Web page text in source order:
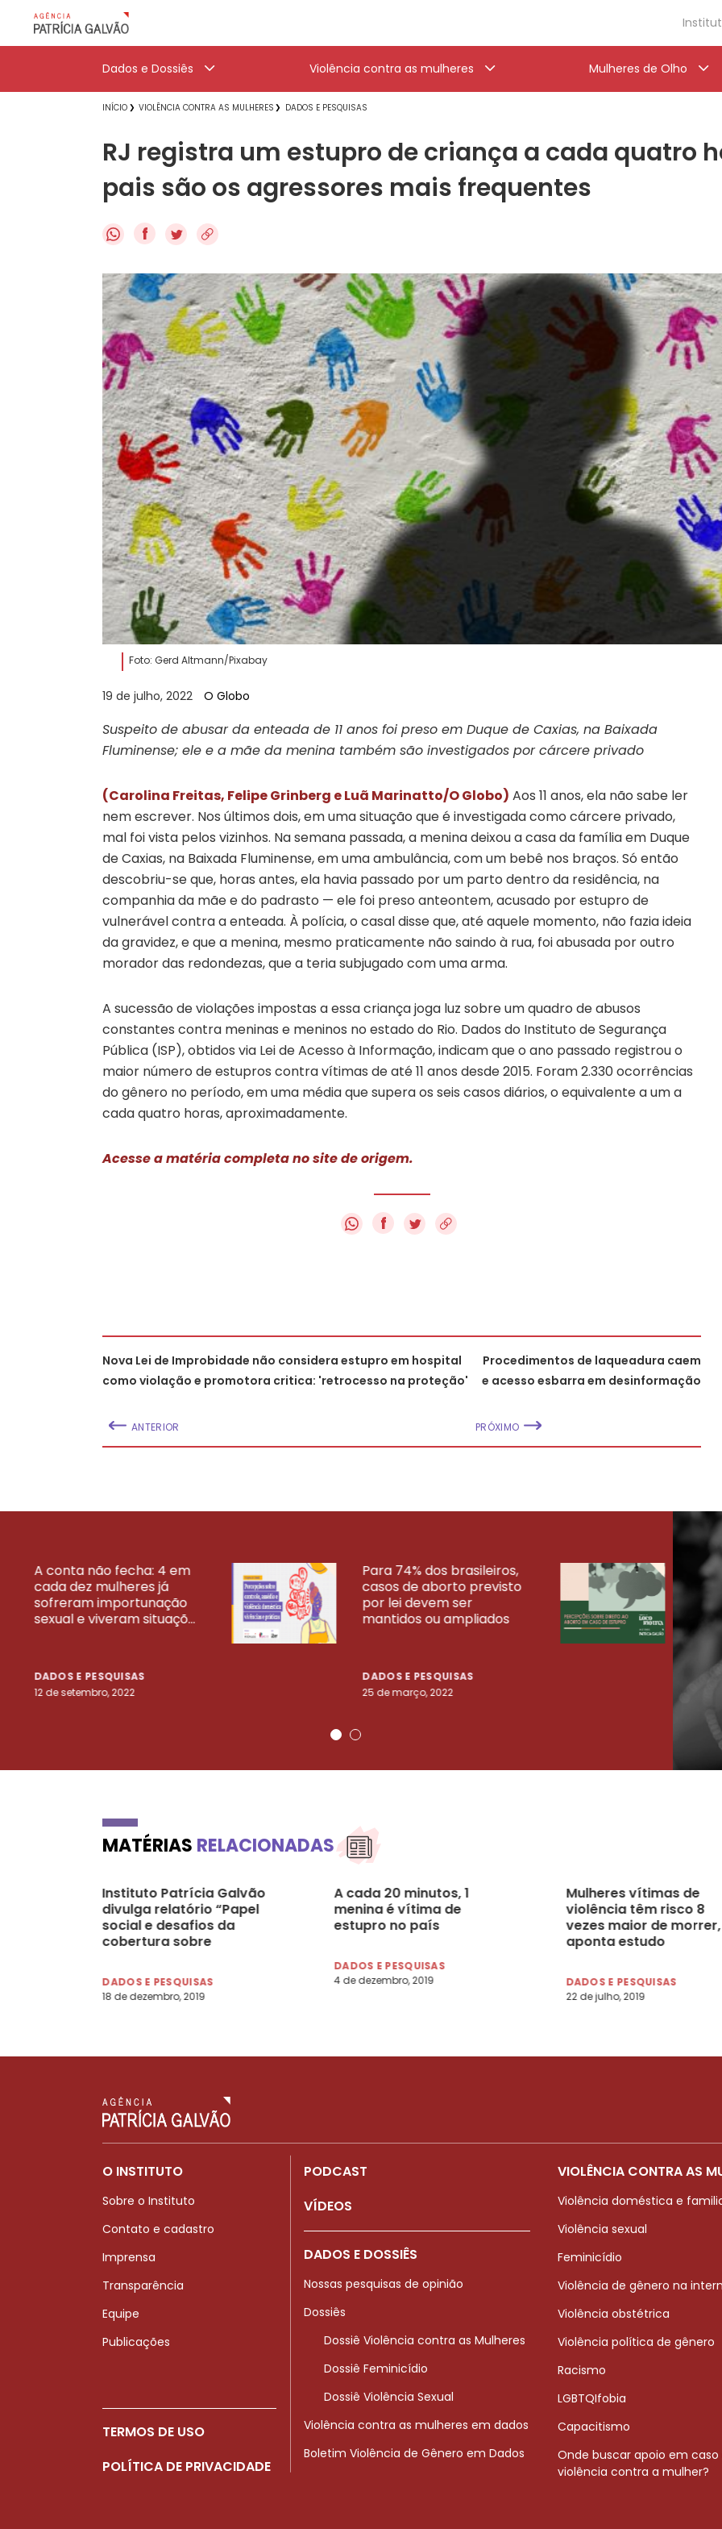
Dados e Dossiês Violência contra as mulheres Mulheres de Olho
INÍCIO VIOLÊNCIA CONTRA AS MULHERES DADOS E PESQUISAS
RJ registra um estupro de criança a cada quatro
pais são os agressores mais frequentes
f
Foto: Gerd Altmann/Pixabay
19 de julho, 2022 O Globo
Suspeito de abusar da enteada de 11 anos foi preso em Duque de Caxias, na Baixada
Fluminense; ele e a mãe da menina também são investigados por cárcere privado
(Carolina Freitas, Felipe Grinberg e Luã Marinatto/O Globo) Aos 11 anos, ela não sabe ler
nem escrever. Nos últimos dois, em uma situação que é investigada como cárcere privado,
mal foi vista pelos vizinhos. Na semana passada, a menina deixou a casa da família em Duque
de Caxias, na Baixada Fluminense, em uma ambulância, com um bebê nos braços. Só então
descobriu-se que, horas antes, ela havia passado por um parto dentro da residência, na
companhia da mãe e do padrasto — ele foi preso anteontem, acusado por estupro de
vulnerável contra a enteada. À polícia, o casal disse que, até aquele momento, não fazia ideia
da gravidez, e que a menina, mesmo praticamente não saindo à rua, foi abusada por outro
morador das redondezas, que a teria subjugado com uma arma.
A sucessão de violações impostas a essa criança joga luz sobre um quadro de abusos
constantes contra meninas e meninos no estado do Rio. Dados do Instituto de Segurança
Pública (ISP), obtidos via Lei de Acesso à Informação, indicam que o ano passado registrou o
maior número de estupros contra vítimas de até 11 anos desde 2015. Foram 2.330 ocorrências
do gênero no período, em uma média que supera os seis casos diários, o equivalente a um a
cada quatro horas, aproximadamente.
Acesse a matéria completa no site de origem.
f
Nova Lei de Improbidade não considera estupro em hospital
como violação e promotora critica: 'retrocesso na proteção'
ANTERIOR
Procedimentos de laqueadura caem
e acesso esbarra em desinformação
PRÓXIMO
A conta não fecha: 4 em
cada dez mulheres já
sofreram importunação
sexual e viveram situaçõ...
DADOS E PESQUISAS
12 de setembro, 2022
Para 74% dos brasileiros,
casos de aborto previsto
por lei devem ser
mantidos ou ampliados
DADOS E PESQUISAS
25 de março, 2022
23
VEJA MAIS PESQUISAS
MATÉRIAS RELACIONADAS
Instituto Patrícia Galvão
divulga relatório “Papel
social e desafios da
cobertura sobre
DADOS E PESQUISAS
18 de dezembro, 2019
A cada 20 minutos, 1
menina é vítima de
estupro no país
DADOS E PESQUISAS
4 de dezembro, 2019
Mulheres vítimas de
violência têm risco 8
vezes maior de morrer,
aponta estudo
DADOS E PESQUISAS
22 de julho, 2019
O INSTITUTO
Sobre o Instituto
Contato e cadastro
Imprensa
Transparência
Equipe
Publicações
TERMOS DE USO
POLÍTICA DE PRIVACIDADE
PODCAST
VÍDEOS
DADOS E DOSSIÊS
Nossas pesquisas de opinião
Dossiês
Dossiê Violência contra as Mulheres
Dossiê Feminicídio
Dossiê Violência Sexual
Violência contra as mulheres em dados
Boletim Violência de Gênero em Dados
VIOLÊNCIA CONTRA AS
Violência doméstica e
Violência sexual
Feminicídio
Violência de gênero na
Violência obstétrica
Violência política de gênero
Racismo
LGBTQIfobia
Capacitismo
Onde buscar apoio em caso
violência contra a mulher?